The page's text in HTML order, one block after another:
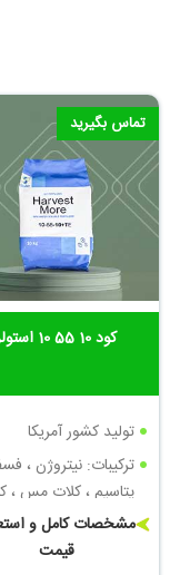
تماس بگیرید
کود 10 55 10 استولر
تولید کشور آمریکا
ترکیبات: نیتروژن ،
پتاسیم ، کلات مس ،
روی
مشخصات کامل و
قیمت